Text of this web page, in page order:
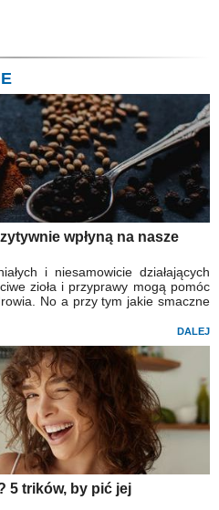
wpłyną na nasze
i niesamowicie działających
zioła i przyprawy mogą pomóc
No a przy tym jakie smaczne
DALEJ
5 trików, by pić jej